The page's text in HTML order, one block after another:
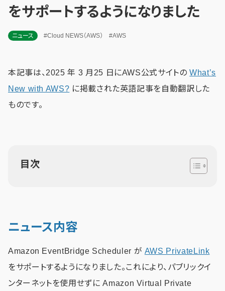
をサポートするようになりました
ニュース #Cloud NEWS（AWS） #AWS
本記事は、2025 年 3 月25 日にAWS公式サイトのWhat’s
New with AWS? に掲載された英語記事を自動翻訳した
ものです。
目次
ニュース内容
Amazon EventBridge Scheduler が AWS PrivateLink
をサポートするようになりました。これにより、パブリックイ
ンターネットを使用せずに Amazon Virtual Private